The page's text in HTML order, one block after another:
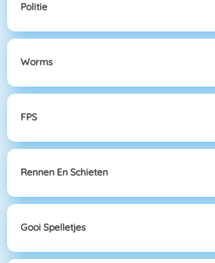
Politie
Worms
FPS
Rennen En Schieten
Gooi Spelletjes